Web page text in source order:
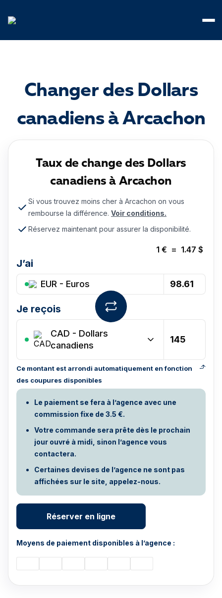
Changer des Dollars
canadiens à Arcachon
Taux de change des Dollars
canadiens à Arcachon
Si vous trouvez moins cher à Arcachon on vous
rembourse la différence. Voir conditions.
Réservez maintenant pour assurer la disponibilité.
1 € = 1.47 $
J’ai
EUR - Euros
Je reçois
CAD - Dollars
canadiens
Ce montant est arrondi automatiquement en fonction
des coupures disponibles
Le paiement se fera à l’agence avec une
commission fixe de 3.5 €.
Votre commande sera prête dès le prochain
jour ouvré à midi, sinon l’agence vous
contactera.
Certaines devises de l’agence ne sont pas
affichées sur le site, appelez-nous.
Réserver en ligne
Moyens de paiement disponibles à l’agence :